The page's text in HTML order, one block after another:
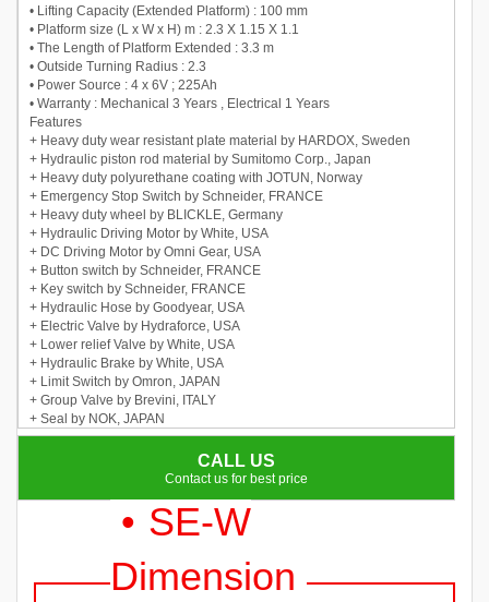
• Lifting Capacity (Extended Platform) : 100 mm
• Platform size (L x W x H) m : 2.3 X 1.15 X 1.1
• The Length of Platform Extended : 3.3 m
• Outside Turning Radius : 2.3
• Power Source : 4 x 6V ; 225Ah
• Warranty : Mechanical 3 Years , Electrical 1 Years
Features
+ Heavy duty wear resistant plate material by HARDOX, Sweden
+ Hydraulic piston rod material by Sumitomo Corp., Japan
+ Heavy duty polyurethane coating with JOTUN, Norway
+ Emergency Stop Switch by Schneider, FRANCE
+ Heavy duty wheel by BLICKLE, Germany
+ Hydraulic Driving Motor by White, USA
+ DC Driving Motor by Omni Gear, USA
+ Button switch by Schneider, FRANCE
+ Key switch by Schneider, FRANCE
+ Hydraulic Hose by Goodyear, USA
+ Electric Valve by Hydraforce, USA
+ Lower relief Valve by White, USA
+ Hydraulic Brake by White, USA
+ Limit Switch by Omron, JAPAN
+ Group Valve by Brevini, ITALY
+ Seal by NOK, JAPAN
CALL US
Contact us for best price
• SE-W
Dimension